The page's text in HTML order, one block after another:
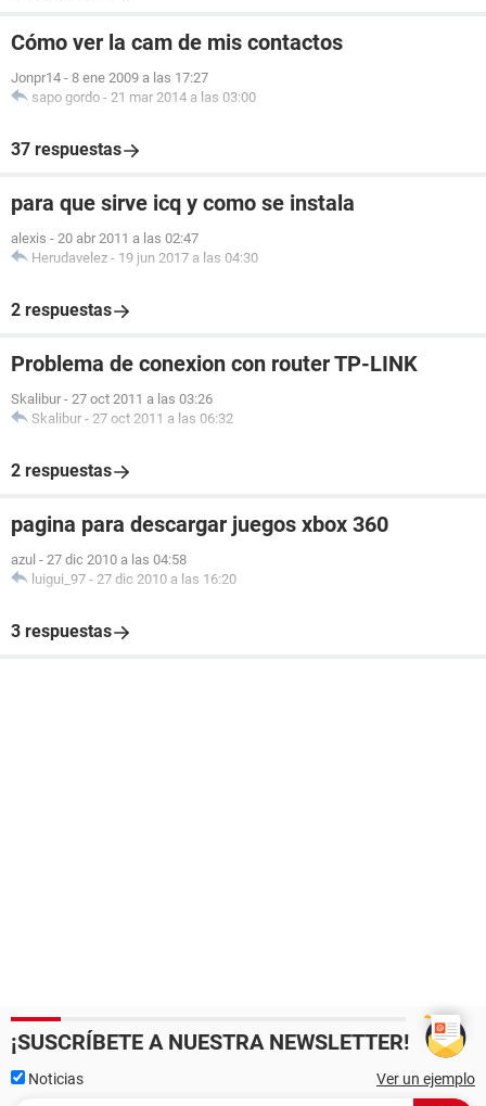
Cómo ver la cam de mis contactos
Jonpr14 - 8 ene 2009 a las 17:27
sapo gordo - 21 mar 2014 a las 03:00
37 respuestas
para que sirve icq y como se instala
alexis - 20 abr 2011 a las 02:47
Herudavelez - 19 jun 2017 a las 04:30
2 respuestas
Problema de conexion con router TP-LINK
Skalibur - 27 oct 2011 a las 03:26
Skalibur - 27 oct 2011 a las 06:32
2 respuestas
pagina para descargar juegos xbox 360
azul - 27 dic 2010 a las 04:58
luigui_97 - 27 dic 2010 a las 16:20
3 respuestas
¡SUSCRÍBETE A NUESTRA NEWSLETTER!
Noticias Ver un ejemplo